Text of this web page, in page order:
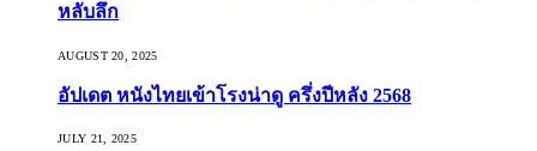
หลับลึก
AUGUST 20, 2025
อัปเดต หนังไทยเข้าโรงน่าดู ครึ่งปีหลัง 2568
JULY 21, 2025